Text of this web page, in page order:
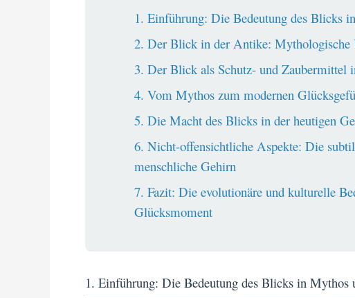
1. Einführung: Die Bedeutung des Blicks
2. Der Blick in der Antike: Mythologische
3. Der Blick als Schutz- und Zaubermittel
4. Vom Mythos zum modernen
5. Die Macht des Blicks in der heutigen
6. Nicht-offensichtliche Aspekte: Die
menschliche Gehirn
7. Fazit: Die evolutionäre und kulturelle
Glücksmoment
1. Einführung: Die Bedeutung des Blicks in Mythos